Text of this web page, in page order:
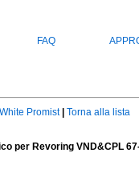
FAQ
White Promist
Torna alla lista
per Revoring VND&CPL